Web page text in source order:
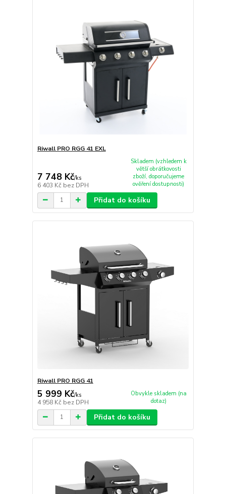
Riwall PRO RGG 41 EXL
7 748 Kč/ks
6 403 Kč bez DPH
Skladem (vzhledem k
větší obrátkovosti
zboží, doporučujeme
ověření dostupnosti)
Přidat do košíku
Riwall PRO RGG 41
5 999 Kč/ks
4 958 Kč bez DPH
Obvykle skladem (na
dotaz)
Přidat do košíku